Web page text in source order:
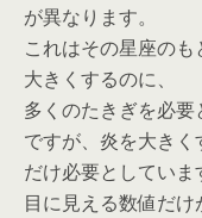
が異なります。
これはその星座の
大きくするのに、
多くのたきぎを必要
ですが、炎を大き
だけ必要としていま
目に見える数値だけ